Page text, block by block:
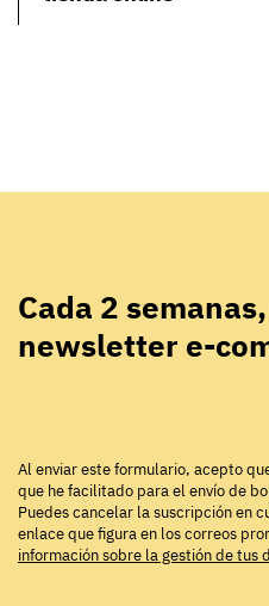
Cada 2
newsletter e-
Al enviar este formulario, acepto
que he facilitado para el envío de
Puedes cancelar la suscripción en
enlace que figura en los correos
información sobre la gestión de tus